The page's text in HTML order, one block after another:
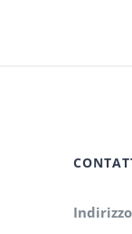
Indirizzo